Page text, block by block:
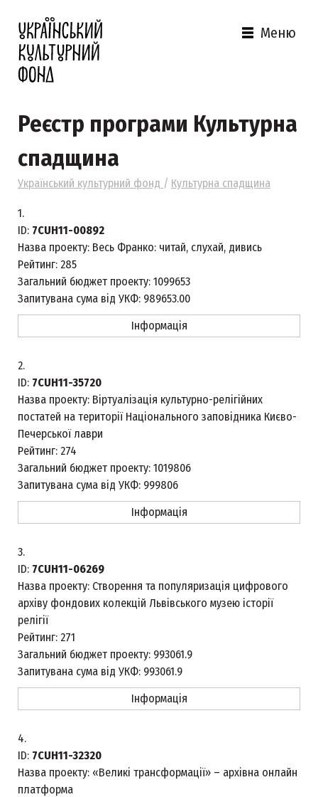
Меню
Реєстр програми Культурна
спадщина
Український культурний фонд / Культурна спадщина
1.
ID: 7CUH11-00892
Назва проекту: Весь Франко: читай, слухай, дивись
Рейтинг: 285
Загальний бюджет проекту: 1099653
Запитувана сума від УКФ: 989653.00
Інформація
2.
ID: 7CUH11-35720
Назва проекту: Віртуалізація культурно-релігійних
постатей на території Національного заповідника Києво-
Печерської лаври
Рейтинг: 274
Загальний бюджет проекту: 1019806
Запитувана сума від УКФ: 999806
Інформація
3.
ID: 7CUH11-06269
Назва проекту: Створення та популяризація цифрового
архіву фондових колекцій Львівського музею історії
релігії
Рейтинг: 271
Загальний бюджет проекту: 993061.9
Запитувана сума від УКФ: 993061.9
Інформація
4.
ID: 7CUH11-32320
Назва проекту: «Великі трансформації» – архівна онлайн
платформа